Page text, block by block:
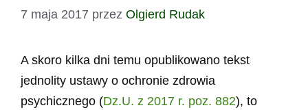
7 maja 2017 przez Olgierd Rudak
A skoro kilka dni temu opublikowano tekst
jednolity ustawy o ochronie zdrowia
psychicznego (Dz.U. z 2017 r. poz. 882), to